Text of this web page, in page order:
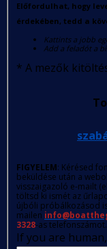
Előfordulhat, hogy
érdekében, tedd a
Kattints a jobb
Add a feladót a
* A mezők
FIGYELEM: Kérésed
beküldése után a
visszaigazoló e-mailt
töltsd ki ismét az
újbóli próbálkozásod
mailen
3328-as telefonszámot.
If you are